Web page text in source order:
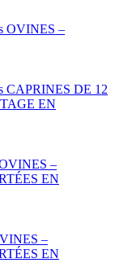
OVINES –
CAPRINES DE 12
EN
–
EN
–
EN